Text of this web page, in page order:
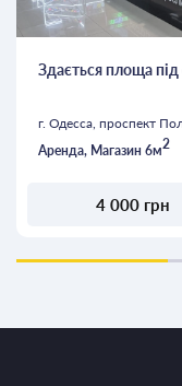
Здається площа
г. Одесса, проспект
Аренда, Магазин 6м2
4 000 грн